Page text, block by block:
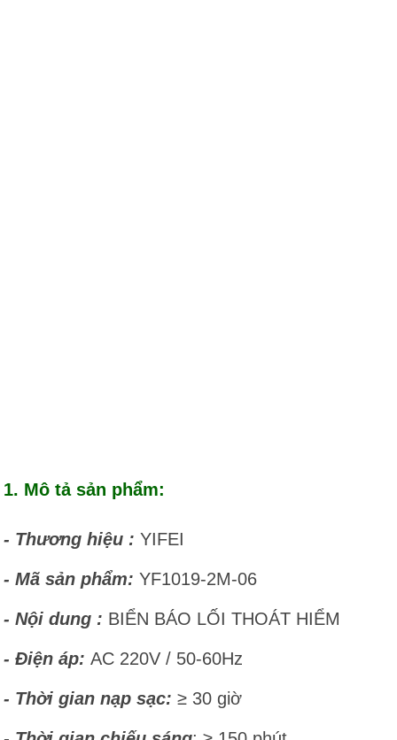
1. Mô tả sản phẩm:
- Thương hiệu :YIFEI
- Mã sản phẩm: YF1019-2M-06
- Nội dung : BIỂN BÁO LỐI THOÁT HIỂM
- Điện áp: AC 220V / 50-60Hz
- Thời gian nạp sạc: ≥ 30 giờ